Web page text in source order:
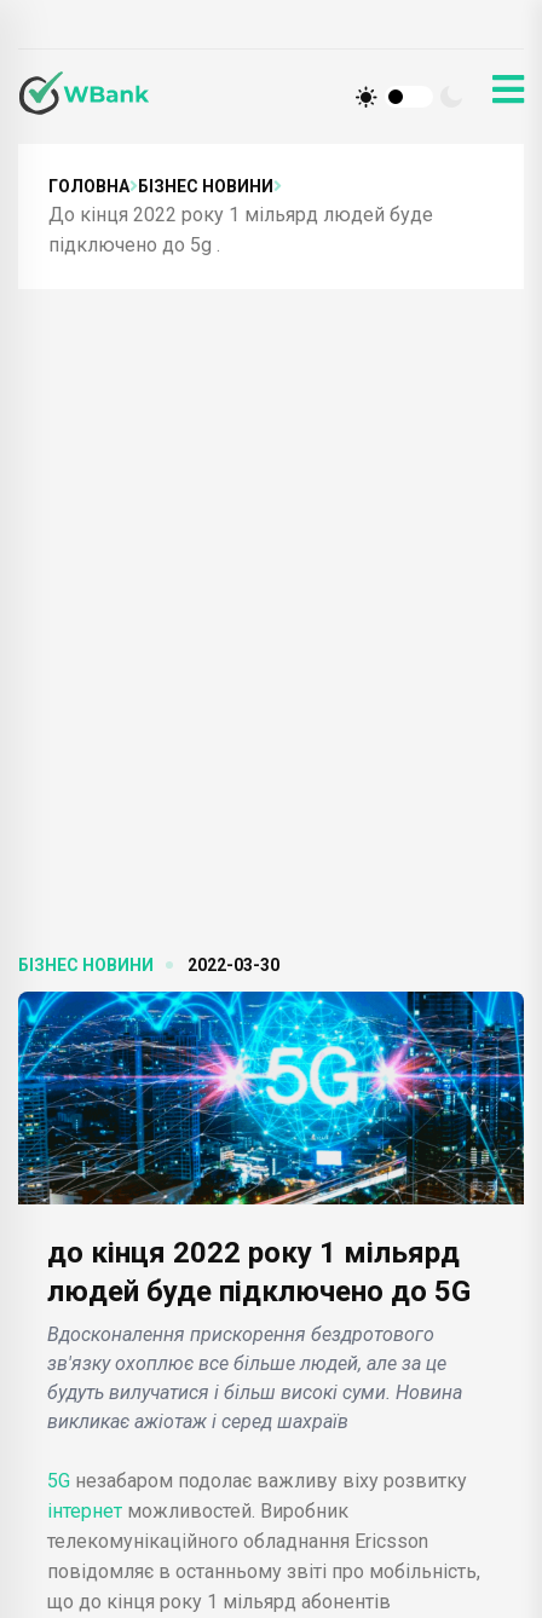
ГОЛОВНА БІЗНЕС НОВИНИ
До кінця 2022 року 1 мільярд людей буде
підключено до 5g .
БІЗНЕС НОВИНИ 2022-03-30
до кінця 2022 року 1 мільярд
людей буде підключено до 5G
Вдосконалення прискорення бездротового
зв'язку охоплює все більше людей, але за це
будуть вилучатися і більш високі суми. Новина
викликає ажіотаж і серед шахраїв
5G незабаром подолає важливу віху розвитку
інтернет можливостей. Виробник
телекомунікаційного обладнання Ericsson
повідомляє в останньому звіті про мобільність,
що до кінця року 1 мільярд абонентів